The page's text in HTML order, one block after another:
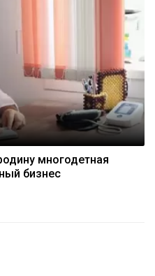
многодетная
бизнес